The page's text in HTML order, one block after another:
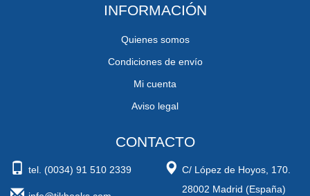
INFORMACIÓN
Quienes somos
Condiciones de envío
Mi cuenta
Aviso legal
CONTACTO
tel. (0034) 91 510 2339
C/ López de Hoyos, 170.
28002 Madrid (España)